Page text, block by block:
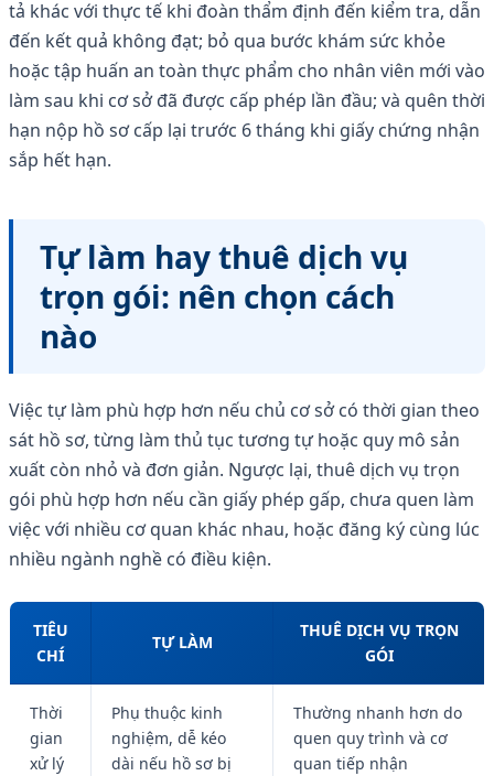
tả khác với thực tế khi đoàn thẩm định đến kiểm tra, dẫn
đến kết quả không đạt; bỏ qua bước khám sức khỏe
hoặc tập huấn an toàn thực phẩm cho nhân viên mới vào
làm sau khi cơ sở đã được cấp phép lần đầu; và quên thời
hạn nộp hồ sơ cấp lại trước 6 tháng khi giấy chứng nhận
sắp hết hạn.
Tự làm hay thuê dịch vụ
trọn gói: nên chọn cách
nào
Việc tự làm phù hợp hơn nếu chủ cơ sở có thời gian theo
sát hồ sơ, từng làm thủ tục tương tự hoặc quy mô sản
xuất còn nhỏ và đơn giản. Ngược lại, thuê dịch vụ trọn
gói phù hợp hơn nếu cần giấy phép gấp, chưa quen làm
việc với nhiều cơ quan khác nhau, hoặc đăng ký cùng lúc
nhiều ngành nghề có điều kiện.
TIÊU
CHÍ
TỰ LÀM
THUÊ DỊCH VỤ TRỌN
GÓI
Thời
gian
xử lý
Phụ thuộc kinh
nghiệm, dễ kéo
dài nếu hồ sơ bị
Thường nhanh hơn do
quen quy trình và cơ
quan tiếp nhận